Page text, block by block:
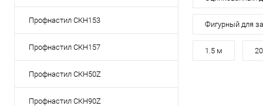
Профнастил СКН153
Профнастил СКН157
Профнастил СКН50Z
Профнастил СКН90Z
В
Купить в 1
В избранное
Фигурный для
1.5 м